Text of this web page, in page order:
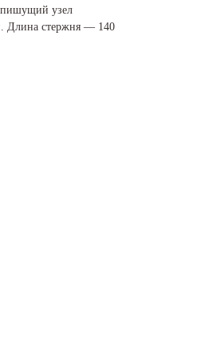
пишущий узел
Длина стержня — 140